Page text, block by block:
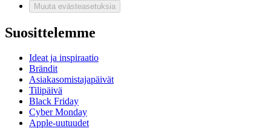
Muuta evästeasetuksia
Suosittelemme
Ideat ja inspiraatio
Brändit
Asiakasomistajapäivät
Tilipäivä
Black Friday
Cyber Monday
Apple-uutuudet